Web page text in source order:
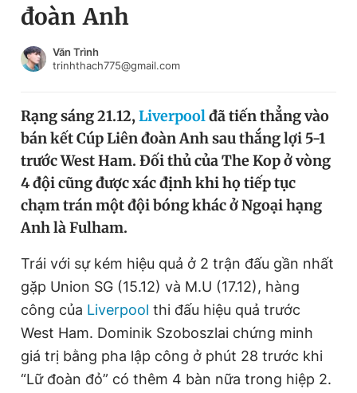
Chào ngày mới
Tin thị trường Tin 360
Video Magazine
Sản phẩm khác
Tiện ích Bạn cần biết
Thông tin tòa soạn Liên hệ quảng cáo
Đọc Thanh Niên trên điện thoại
Đăng xuất
đoàn Anh
Văn Trình
trinhthach775@gmail.com
Rạng sáng 21.12, Liverpoolđã tiến thẳng vào
bán kết Cúp Liên đoàn Anh sau thắng lợi 5-1
trước West Ham. Đối thủ của The Kop ở vòng
4 đội cũng được xác định khi họ tiếp tục
chạm trán một đội bóng khác ở Ngoại hạng
Anh là Fulham.
Trái với sự kém hiệu quả ở 2 trận đấu gần nhất
gặp Union SG (15.12) và M.U (17.12), hàng
công của Liverpool thi đấu hiệu quả trước
West Ham. Dominik Szoboszlai chứng minh
giá trị bằng pha lập công ở phút 28 trước khi
“Lữ đoàn đỏ” có thêm 4 bàn nữa trong hiệp 2.